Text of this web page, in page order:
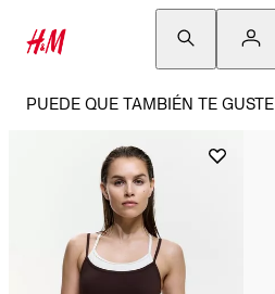
PUEDE QUE TAMBIÉN TE GUSTE